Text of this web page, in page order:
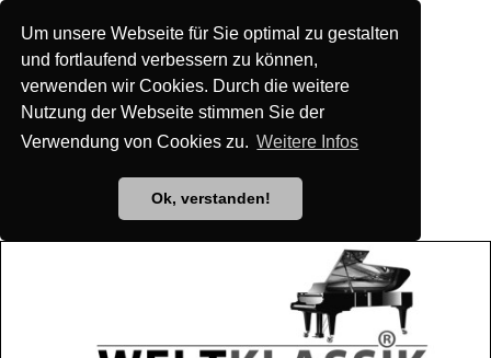
Um unsere Webseite für Sie optimal zu gestalten
und fortlaufend verbessern zu können,
verwenden wir Cookies. Durch die weitere
Nutzung der Webseite stimmen Sie der
Verwendung von Cookies zu. Weitere Infos
Ok, verstanden!